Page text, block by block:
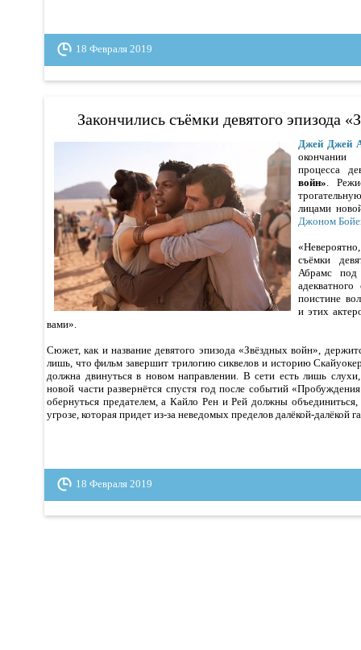
18 Февраля 2019
Закончились съёмки девятого эпизода
Джей Джей
процесса
войн».
лицами
Джоном
съёмки
Абрамс
поистине
и этих
вами».
Сюжет, как и название девятого эпизода «Звёздных войн»,
лишь, что фильм завершит трилогию сиквелов и историю
должна двинуться в новом направлении. В сети есть лишь
новой части развернётся спустя год после событий
обернуться предателем, а Кайло Рен и Рей должны
угрозе, которая придет из-за неведомых пределов далёкой-далёкой
18 Февраля 2019